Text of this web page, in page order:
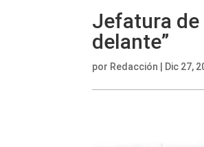
Jefatura de
delante”
por Redacción Dic 27,